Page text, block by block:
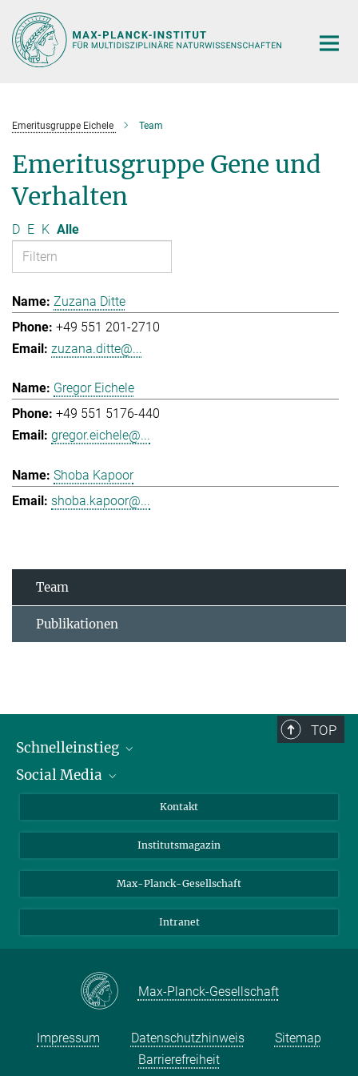
Hauptinhalt
Emeritusgruppe Eichele Team
Emeritusgruppe Gene und
Verhalten
D E K Alle
Zuzana Ditte
+49 551 201-2710
zuzana.ditte@...
Gregor Eichele
+49 551 5176-440
gregor.eichele@...
Shoba Kapoor
shoba.kapoor@...
Team
Publikationen
TOP
Schnelleinstieg
Alumni
Schulen
Studierende
Social Media
Facebook
YouTube
Kontakt
Institutsmagazin
Max-Planck-Gesellschaft
Intranet
Max-Planck-Gesellschaft
Impressum Datenschutzhinweis
Sitemap
Barrierefreiheit